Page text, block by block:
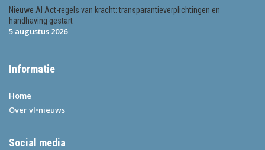
Nieuwe AI Act-regels van kracht: transparantieverplichtingen en
handhaving gestart
5 augustus 2026
Informatie
Home
Over vl•nieuws
Social media